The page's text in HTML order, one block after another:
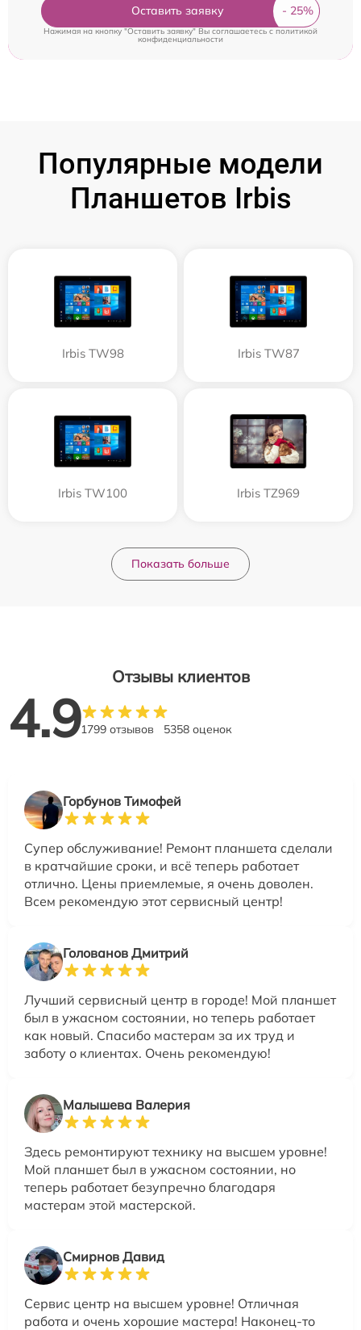
Оставить заявку
Нажимая на кнопку "Оставить заявку" Вы соглашаетесь c политикой
конфиденциальности
Популярные модели
Планшетов Irbis
Irbis TW98 Irbis TW87
Irbis TW100 Irbis TZ969
Показать больше
Отзывы клиентов
4.91799 отзывов 5358 оценок
Горбунов Тимофей
Супер обслуживание! Ремонт планшета сделали
в кратчайшие сроки, и всё теперь работает
отлично. Цены приемлемые, я очень доволен.
Всем рекомендую этот сервисный центр!
Голованов Дмитрий
Лучший сервисный центр в городе! Мой планшет
был в ужасном состоянии, но теперь работает
как новый. Спасибо мастерам за их труд и
заботу о клиентах. Очень рекомендую!
Малышева Валерия
Здесь ремонтируют технику на высшем уровне!
Мой планшет был в ужасном состоянии, но
теперь работает безупречно благодаря
мастерам этой мастерской.
Смирнов Давид
Сервис центр на высшем уровне! Отличная
работа и очень хорошие мастера! Наконец-то